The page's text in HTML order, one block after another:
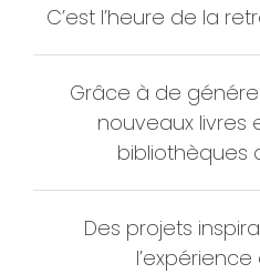
C’est l’heure de la
Grâce à de
nouveaux livres
bibliothèques
Des projets